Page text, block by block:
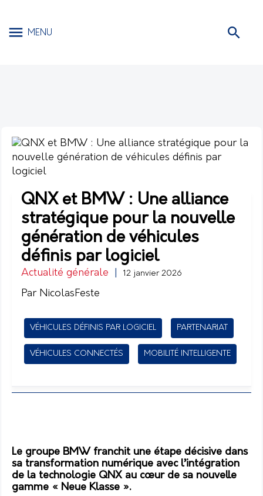
MENU
QNX et BMW : Une alliance
stratégique pour la nouvelle
génération de véhicules
définis par logiciel
Actualité générale 12 janvier 2026
Par NicolasFeste
VÉHICULES DÉFINIS PAR LOGICIEL PARTENARIAT
VÉHICULES CONNECTÉS MOBILITÉ INTELLIGENTE
Le groupe BMW franchit une étape décisive dans
sa transformation numérique avec l’intégration
de la technologie QNX au cœur de sa nouvelle
gamme « Neue Klasse ».